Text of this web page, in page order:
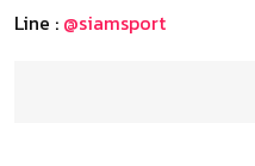
Line : @siamsport